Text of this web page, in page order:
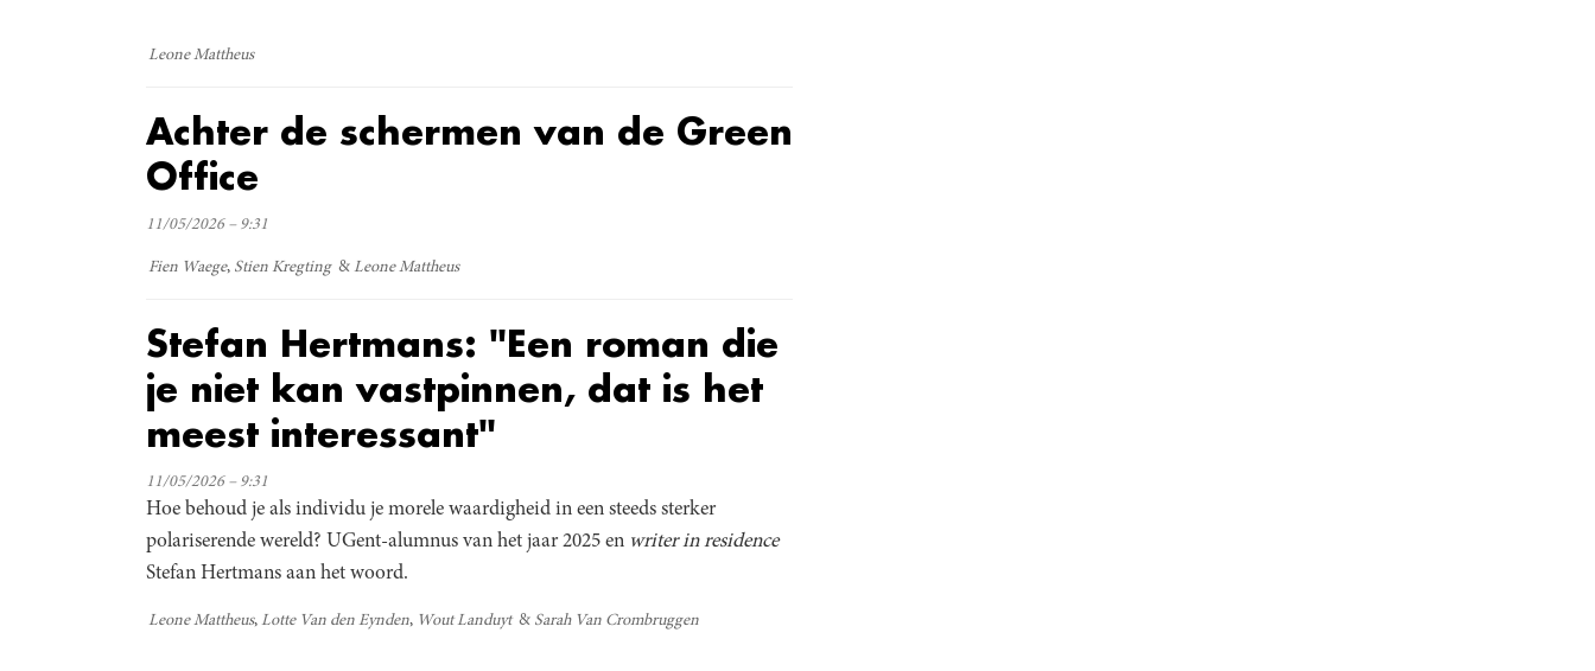
Leone Mattheus
Achter de schermen van de Green
Office
11/05/2026 – 9:31
Fien Waege Stien Kregting Leone Mattheus
Stefan Hertmans: "Een roman die
je niet kan vastpinnen, dat is het
meest interessant"
11/05/2026 – 9:31
Hoe behoud je als individu je morele waardigheid in een steeds sterker
polariserende wereld? UGent-alumnus van het jaar 2025 en writer in residence
Stefan Hertmans aan het woord.
Leone Mattheus Lotte Van den Eynden Wout Landuyt Sarah Van Crombruggen